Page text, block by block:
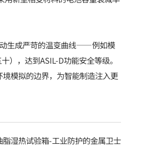
动生成严苛的温变曲线——例如模
，达到ASIL-D功能安全等级。
模拟的边界，为智能制造注入更
脂湿热试验箱-工业防护的金属卫士